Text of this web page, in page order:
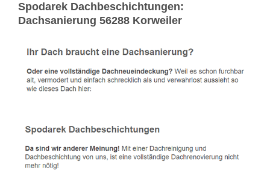
Spodarek Dachbeschichtungen:
Dachsanierung 56288 Korweiler